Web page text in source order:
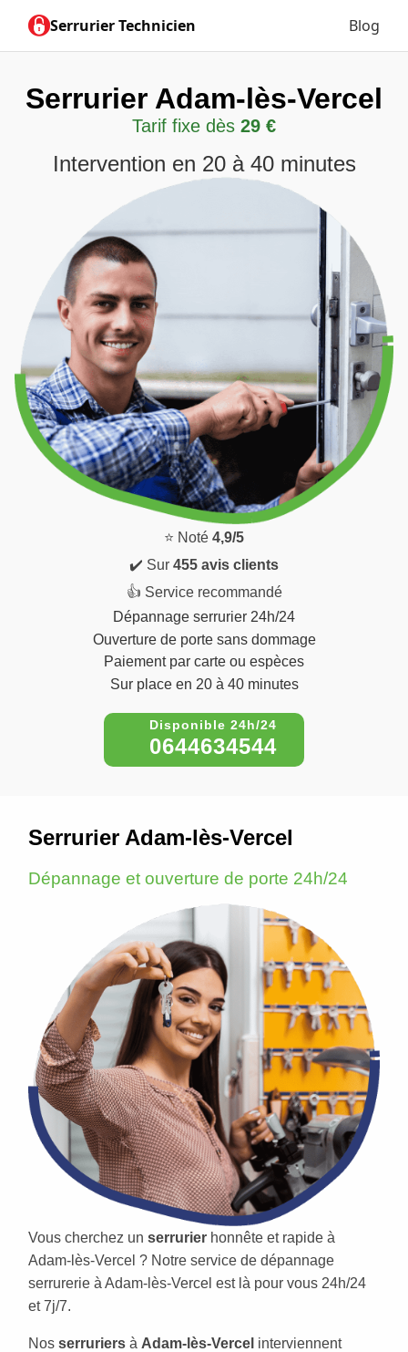
Serrurier Technicien Blog
Serrurier Adam-lès-Vercel
Tarif fixe dès 29 €
Intervention en 20 à 40 minutes
⭐ Noté 4,9/5
✔️ Sur 455 avis clients
👍 Service recommandé
Dépannage serrurier 24h/24
Ouverture de porte sans dommage
Paiement par carte ou espèces
Sur place en 20 à 40 minutes
0644634544
Serrurier Adam-lès-Vercel
Dépannage et ouverture de porte 24h/24
Vous cherchez un serrurier honnête et rapide à
Adam-lès-Vercel ? Notre service de dépannage
serrurerie à Adam-lès-Vercel est là pour vous 24h/24
et 7j/7.
Nos serruriers à Adam-lès-Vercel interviennent